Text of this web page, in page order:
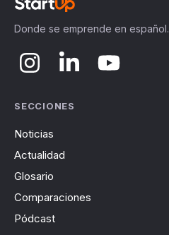
Donde se emprende en español.
SECCIONES
Noticias
Actualidad
Glosario
Comparaciones
Pódcast